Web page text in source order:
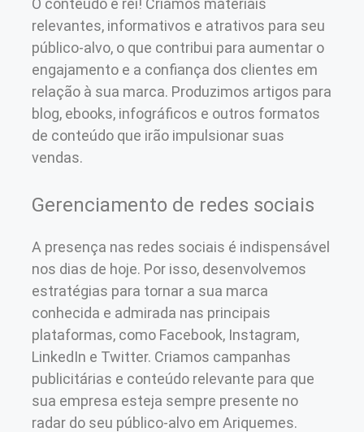
relevantes, informativos e atrativos para seu
público-alvo, o que contribui para aumentar o
engajamento e a confiança dos clientes em
relação à sua marca. Produzimos artigos para
blog, ebooks, infográficos e outros formatos
de conteúdo que irão impulsionar suas
vendas.
Gerenciamento de redes sociais
A presença nas redes sociais é indispensável
nos dias de hoje. Por isso, desenvolvemos
estratégias para tornar a sua marca
conhecida e admirada nas principais
plataformas, como Facebook, Instagram,
LinkedIn e Twitter. Criamos campanhas
publicitárias e conteúdo relevante para que
sua empresa esteja sempre presente no
radar do seu público-alvo em Ariquemes.